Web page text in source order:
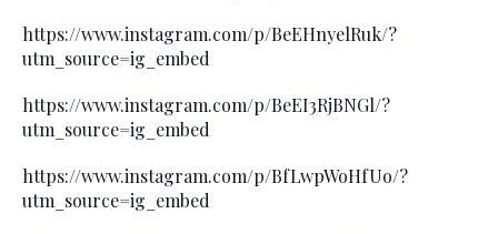
https://www.instagram.com/p/BeEHnyelRuk/?
utm_source=ig_embed
https://www.instagram.com/p/BeEI3RjBNGl/?
utm_source=ig_embed
https://www.instagram.com/p/BfLwpWoHfUo/?
utm_source=ig_embed